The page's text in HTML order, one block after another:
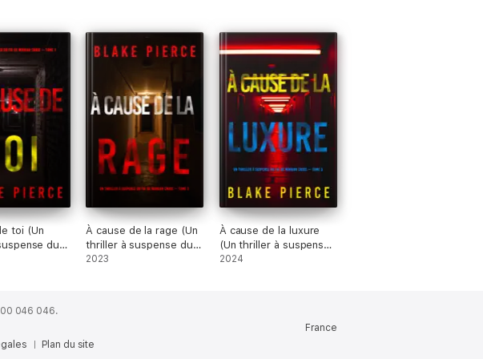
et un début qui vous happe immédiatement. Le rythme est
et de suspense ! »
toi (Un
du
Cross —
À cause de la rage (Un
thriller à suspense du
FBI de Morgan Cross —
2023
À cause de la luxure
(Un thriller à suspense
du FBI de Morgan
2024
046 046.
France
Plan du site